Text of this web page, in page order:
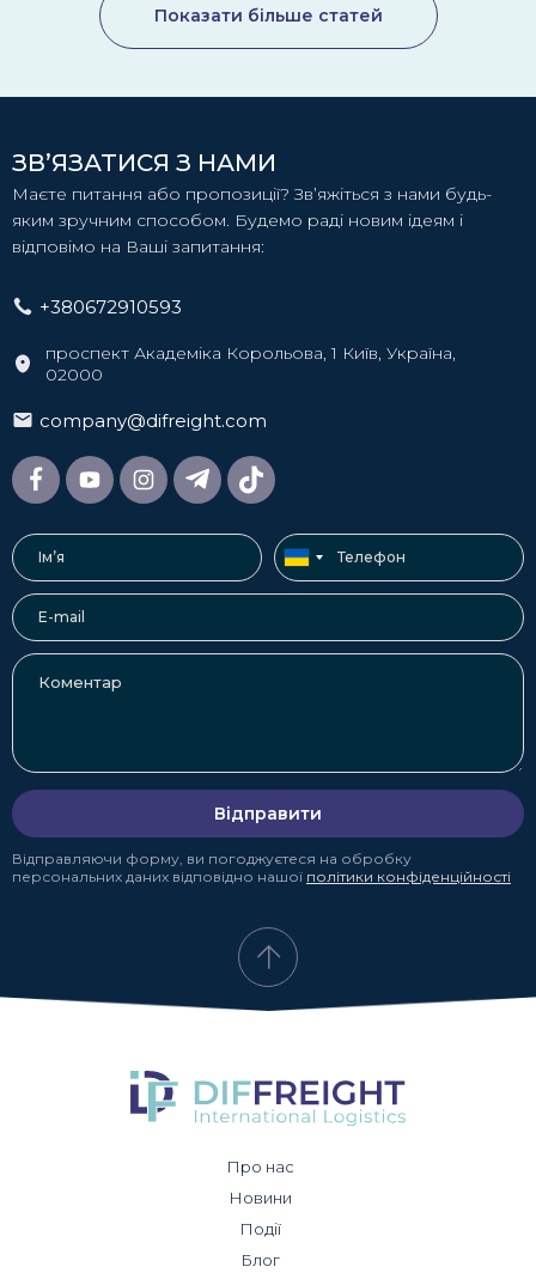
Показати більше статей
ЗВ’ЯЗАТИСЯ З НАМИ
Маєте питання або пропозиції? Зв’яжіться з нами будь-
яким зручним способом. Будемо раді новим ідеям і
відповімо на Ваші запитання:
+380672910593
проспект Академіка Корольова, 1 Київ, Україна,
02000
company@difreight.com
Відправити
Відправляючи форму, ви погоджуєтеся на обробку
персональних даних відповідно нашої політики конфіденційності
Про нас
Новини
Події
Блог